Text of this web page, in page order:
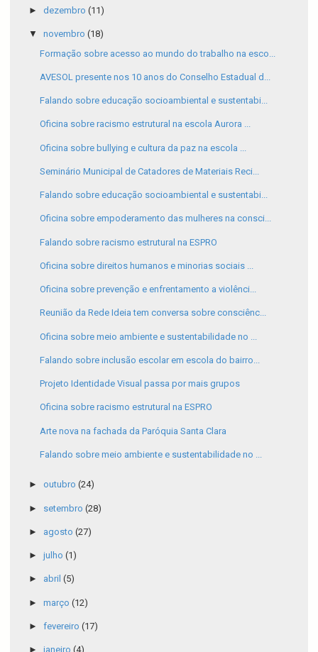
► dezembro (11)
▼ novembro (18)
Formação sobre acesso ao mundo do trabalho na esco...
AVESOL presente nos 10 anos do Conselho Estadual d...
Falando sobre educação socioambiental e sustentabi...
Oficina sobre racismo estrutural na escola Aurora ...
Oficina sobre bullying e cultura da paz na escola ...
Seminário Municipal de Catadores de Materiais Reci...
Falando sobre educação socioambiental e sustentabi...
Oficina sobre empoderamento das mulheres na consci...
Falando sobre racismo estrutural na ESPRO
Oficina sobre direitos humanos e minorias sociais ...
Oficina sobre prevenção e enfrentamento a violênci...
Reunião da Rede Ideia tem conversa sobre consciênc...
Oficina sobre meio ambiente e sustentabilidade no ...
Falando sobre inclusão escolar em escola do bairro...
Projeto Identidade Visual passa por mais grupos
Oficina sobre racismo estrutural na ESPRO
Arte nova na fachada da Paróquia Santa Clara
Falando sobre meio ambiente e sustentabilidade no ...
► outubro (24)
► setembro (28)
► agosto (27)
► julho (1)
► abril (5)
► março (12)
► fevereiro (17)
► janeiro (4)